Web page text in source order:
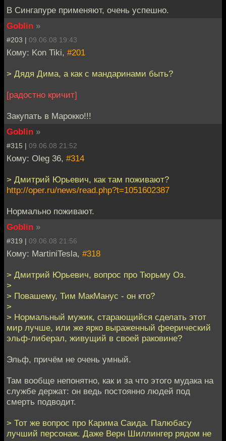
В Сингапуре применяют, очень успешно.
Goblin »
#203 | 09.06.08 19:43
Кому: Kon Tiki, #201
> Дядя Дима, а как с мандаринами быть?
[радостно кричит]
Закупать в Марокко!!!
Goblin »
#315 | 09.06.08 21:52
Кому: Oleg 36, #314
> Дмитрий Юрьевич, как там поживают?
http://oper.ru/news/read.php?t=1051602387
Нормально поживают.
Goblin »
#319 | 09.06.08 21:56
Кому: MartiniTesla, #318
> Дмитрий Юрьевич, вопрос про Тюрьму Оз.
>
> Повашему, Тим МакМанус - он кто?
>
> Нормальный мужик, старающийся сделать этот
мир лучше, или же ярко выраженный феерический
эльф-либерал, живущий в своей раковине?
Эльф, причём не очень умный.
Там вообще непонятно, как и за что этого мудака на
службе держат: он ведь постоянно людей под
смерть подводит.
> Тот же вопрос про Карима Саида. Палюбасу
лучший персонаж. Даже Верн Шиллингер рядом не